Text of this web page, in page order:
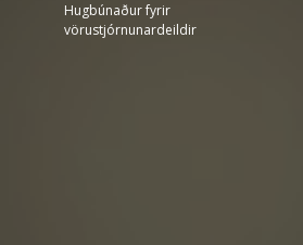
Hugbúnaður fyrir
vörustjórnunardeildir